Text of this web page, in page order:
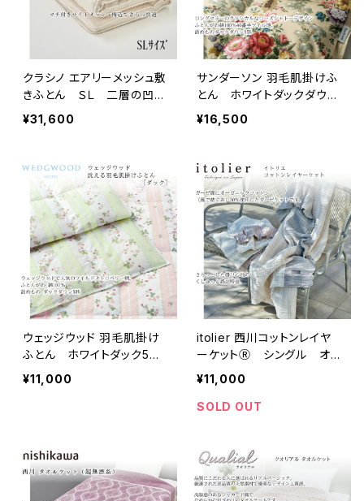
クラシノ エアリーメッシュ敷
きふとん ＳＬ 二層の凹凸
固わた(上層吸汗固わた,下
層しっかり体を)／側生地に
使用／再生ポリエステルわ
た使用／日本製
¥31,600
サンダーソン 羽毛肌掛けふ
とん ホワイトダックダウ
ン 綿100%40番手ツイル
地 ヨーロッパキルト
¥16,500
ウェッジウッド 羽毛肌掛け
ふとん ホワイトダック5
0% 綿100%生地 ヨー
ロッパキルト
¥11,000
itolier 西川コットンレイヤ
ーケットⓇ シングル オ
ーガニックコットン（風で紡
ぐ糸Ⓡ） 日本製（高野口）
ベージュ/グレー
¥11,000
SOLD OUT